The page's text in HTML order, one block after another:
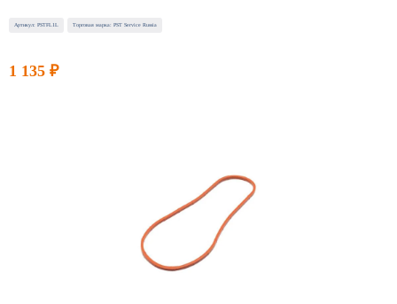
Артикул: PSTFL1L Торговая марка: PST Service Russia
1 135 ₽